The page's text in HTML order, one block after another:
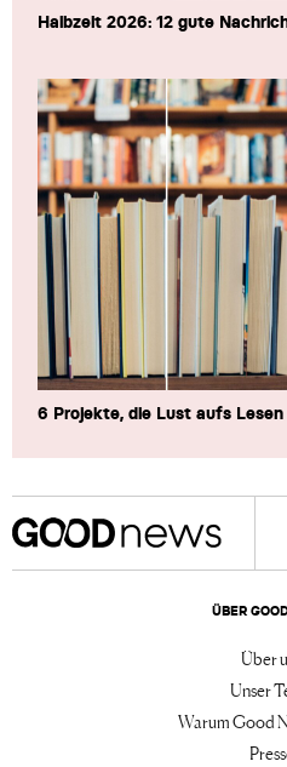
Halbzeit 2026: 12 gute
6 Projekte, die Lust aufs
ÜBER
Über
Unser
Warum Good